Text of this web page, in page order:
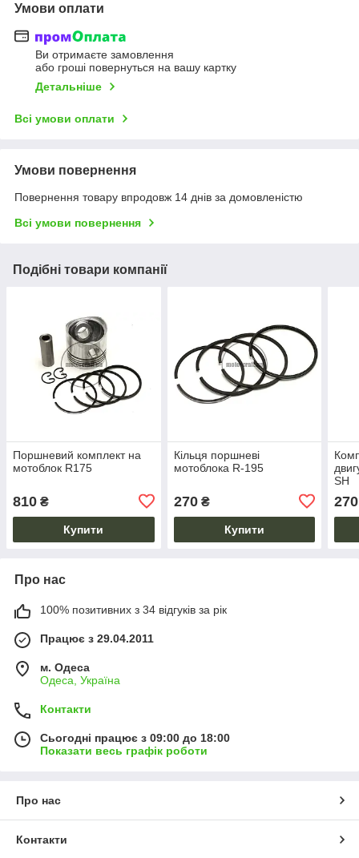
Умови оплати
Ви отримаєте замовлення
або гроші повернуться на вашу картку
Детальніше
Всі умови оплати
Умови повернення
Повернення товару впродовж 14 днів за домовленістю
Всі умови повернення
Подібні товари компанії
Поршневий комплект на
мотоблок R175
810 ₴
Купити
Кільця поршневі
мотоблока R-195
270₴
Купити
SH
270
Про нас
100% позитивних з 34 відгуків за рік
Працює з 29.04.2011
м. Одеса
Одеса, Україна
Контакти
Сьогодні працює з 09:00 до 18:00
Показати весь графік роботи
Про нас
Контакти